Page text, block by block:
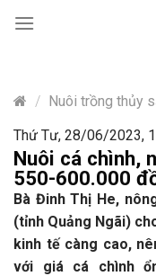
content
/ Nuôi trồng thủy
Thứ Tư, 28/06/2023,
Nuôi cá chình,
550-600.000
Bà Đinh Thị He,
(tỉnh Quảng Ngãi)
kinh tế càng cao,
với giá cá chình